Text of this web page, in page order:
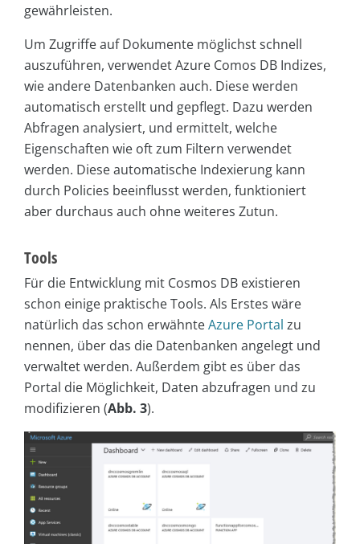
gewährleisten.
Um Zugriffe auf Dokumente möglichst schnell
auszuführen, verwendet Azure Comos DB Indizes,
wie andere Datenbanken auch. Diese werden
automatisch erstellt und gepflegt. Dazu werden
Abfragen analysiert, und ermittelt, welche
Eigenschaften wie oft zum Filtern verwendet
werden. Diese automatische Indexierung kann
durch Policies beeinflusst werden, funktioniert
aber durchaus auch ohne weiteres Zutun.
Tools
Für die Entwicklung mit Cosmos DB existieren
schon einige praktische Tools. Als Erstes wäre
natürlich das schon erwähnteAzure Portal zu
nennen, über das die Datenbanken angelegt und
verwaltet werden. Außerdem gibt es über das
Portal die Möglichkeit, Daten abzufragen und zu
modifizieren (Abb. 3).